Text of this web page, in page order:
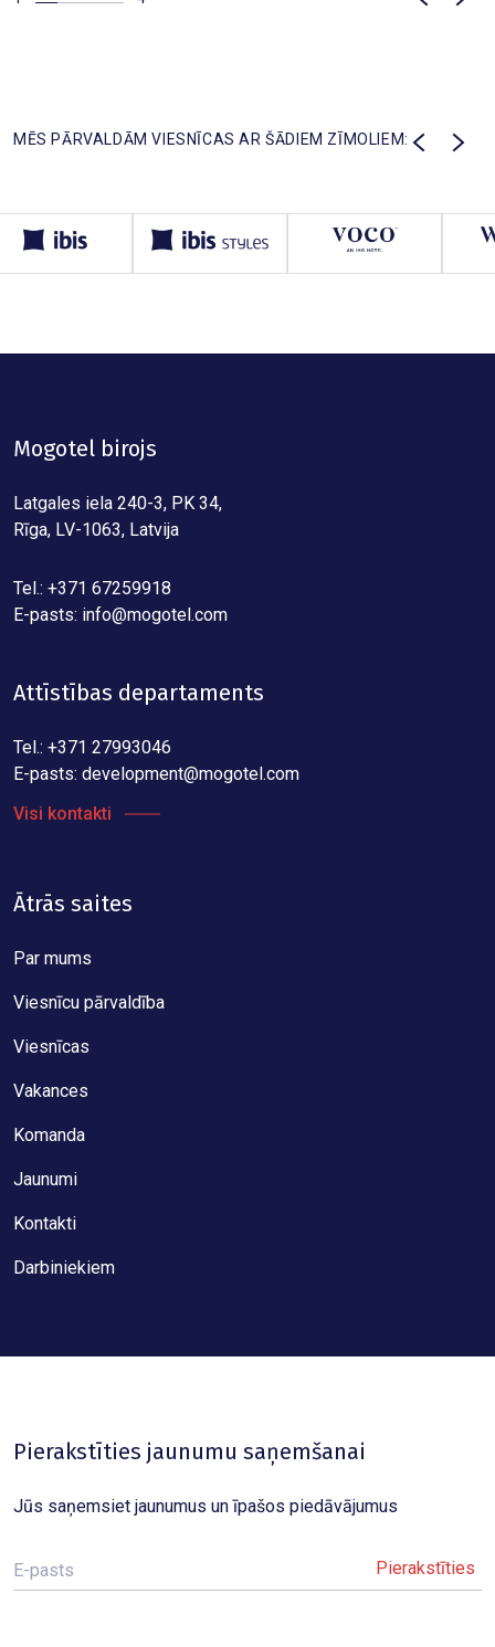
MĒS PĀRVALDĀM VIESNĪCAS AR ŠĀDIEM ZĪMOLIEM:
Mogotel birojs
Latgales iela 240-3, PK 34,
Rīga, LV-1063, Latvija
Tel.: +371 67259918
E-pasts: info@mogotel.com
Attīstības departaments
Tel.: +371 27993046
E-pasts: development@mogotel.com
Visi kontakti
Ātrās saites
Par mums
Viesnīcu pārvaldība
Viesnīcas
Vakances
Komanda
Jaunumi
Kontakti
Darbiniekiem
Pierakstīties jaunumu saņemšanai
Jūs saņemsiet jaunumus un īpašos piedāvājumus
E-pasts